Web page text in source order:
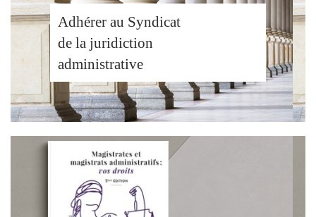
Adhérer au Syndicat
de la juridiction
administrative